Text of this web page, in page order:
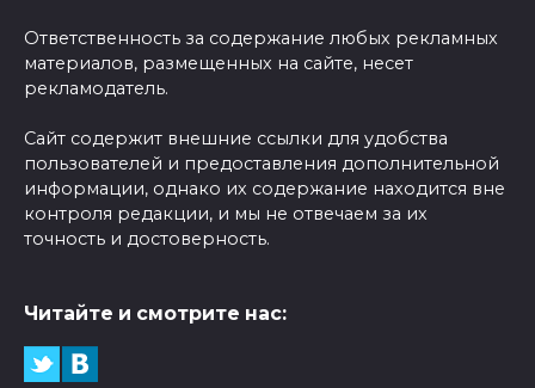
Ответственность за содержание любых рекламных
материалов, размещенных на сайте, несет
рекламодатель.
Сайт содержит внешние ссылки для удобства
пользователей и предоставления дополнительной
информации, однако их содержание находится вне
контроля редакции, и мы не отвечаем за их
точность и достоверность.
Читайте и смотрите нас: